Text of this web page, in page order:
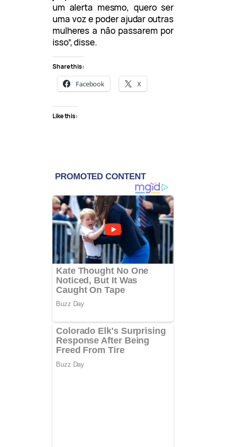
um alerta mesmo, quero ser
uma voz e poder ajudar outras
mulheres a não passarem por
isso”, disse.
Share this:
Facebook X
Like this: